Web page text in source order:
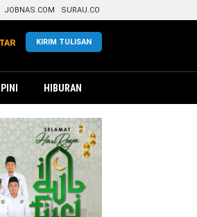
JOBNAS.COM SURAU.CO
KIRIM TULISAN
HIBURAN